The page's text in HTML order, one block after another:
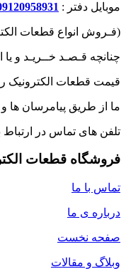
موبایل دفتر :
(فـروش انواع قطعات
چنانچه قـصـد خــریـد و یا
قیمت قطعات الکترونیک را
ما از طریق پیامرسان ها و
تلفن های تماس در ارتباط
فروشگاه قطعات
تماس با ما
درباره ی ما
صفحه نخست
وبلاگ و مقالات